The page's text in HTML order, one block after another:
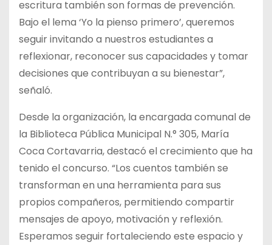
escritura también son formas de prevención.
Bajo el lema ‘Yo la pienso primero’, queremos
seguir invitando a nuestros estudiantes a
reflexionar, reconocer sus capacidades y tomar
decisiones que contribuyan a su bienestar”,
señaló.
Desde la organización, la encargada comunal de
la Biblioteca Pública Municipal N.° 305, María
Coca Cortavarria, destacó el crecimiento que ha
tenido el concurso. “Los cuentos también se
transforman en una herramienta para sus
propios compañeros, permitiendo compartir
mensajes de apoyo, motivación y reflexión.
Esperamos seguir fortaleciendo este espacio y